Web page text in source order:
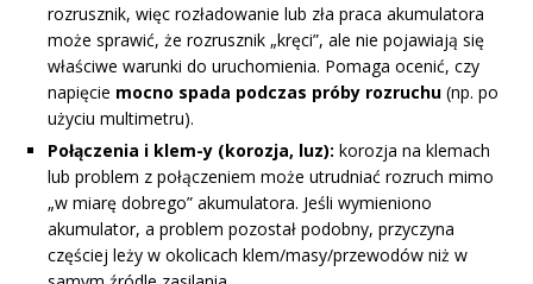
rozrusznik, więc rozładowanie lub zła praca akumulatora
może sprawić, że rozrusznik „kręci”, ale nie pojawiają się
właściwe warunki do uruchomienia. Pomaga ocenić, czy
napięcie mocno spada podczas próby rozruchu (np. po
użyciu multimetru).
Połączenia i klem-y (korozja, luz): korozja na klemach
lub problem z połączeniem może utrudniać rozruch mimo
„w miarę dobrego” akumulatora. Jeśli wymieniono
akumulator, a problem pozostał podobny, przyczyna
częściej leży w okolicach klem/masy/przewodów niż w